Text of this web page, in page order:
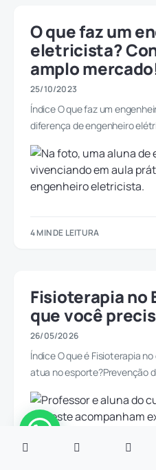
O que faz um
eletricista?
amplo
25/10/2023
Índice O que faz um
diferença de engenheiro
4 MIN DE LEITURA
Fisioterapia no
que você
26/05/2026
Índice O que é Fisioterapia
atua no esporte?Prevenção